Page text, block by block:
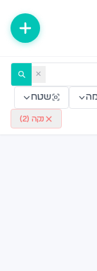
✕
שטח
נקה (2
)